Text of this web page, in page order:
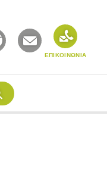
ΕΠΙΚΟΙΝΩΝΙΑ